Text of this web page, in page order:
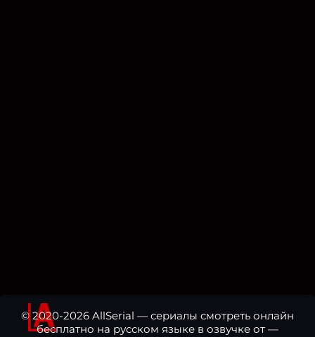
© 2020-2026 AllSerial — сериалы смотреть онлайн
бесплатно на русском языке в озвучке от —